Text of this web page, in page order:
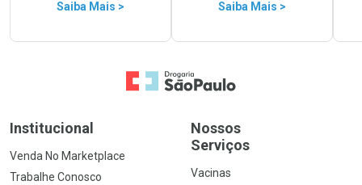
Saiba Mais > Saiba Mais >
Ir para a Home
Institucional
Venda No Marketplace
Trabalhe Conosco
Nossos
Serviços
Vacinas